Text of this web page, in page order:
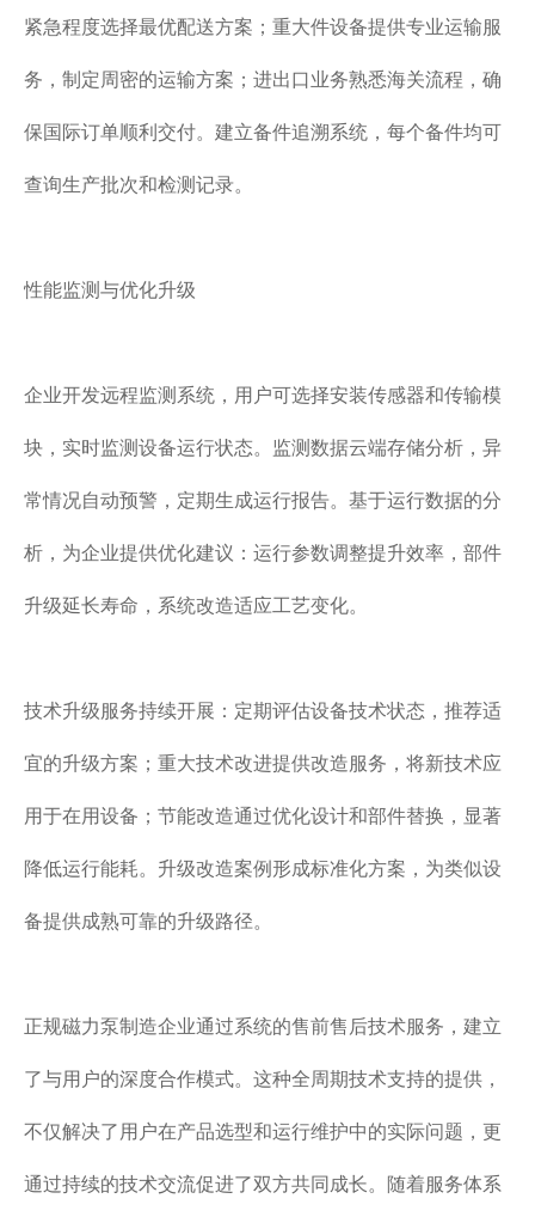
紧急程度选择最优配送方案；重大件设备提供专业运输服
务，制定周密的运输方案；进出口业务熟悉海关流程，确
保国际订单顺利交付。建立备件追溯系统，每个备件均可
查询生产批次和检测记录。
性能监测与优化升级
企业开发远程监测系统，用户可选择安装传感器和传输模
块，实时监测设备运行状态。监测数据云端存储分析，异
常情况自动预警，定期生成运行报告。基于运行数据的分
析，为企业提供优化建议：运行参数调整提升效率，部件
升级延长寿命，系统改造适应工艺变化。
技术升级服务持续开展：定期评估设备技术状态，推荐适
宜的升级方案；重大技术改进提供改造服务，将新技术应
用于在用设备；节能改造通过优化设计和部件替换，显著
降低运行能耗。升级改造案例形成标准化方案，为类似设
备提供成熟可靠的升级路径。
正规磁力泵制造企业通过系统的售前售后技术服务，建立
了与用户的深度合作模式。这种全周期技术支持的提供，
不仅解决了用户在产品选型和运行维护中的实际问题，更
通过持续的技术交流促进了双方共同成长。随着服务体系